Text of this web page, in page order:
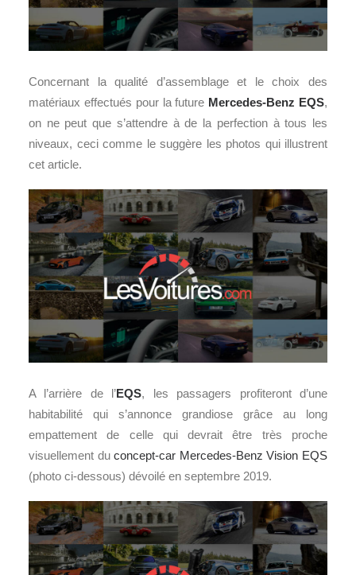
Concernant la qualité d’assemblage et le choix des
matériaux effectués pour la future Mercedes-Benz EQS,
on ne peut que s’attendre à de la perfection à tous les
niveaux, ceci comme le suggère les photos qui illustrent
cet article.
A l’arrière de l’EQS, les passagers profiteront d’une
habitabilité qui s’annonce grandiose grâce au long
empattement de celle qui devrait être très proche
visuellement duconcept-car Mercedes-Benz Vision EQS
(photo ci-dessous) dévoilé en septembre 2019.